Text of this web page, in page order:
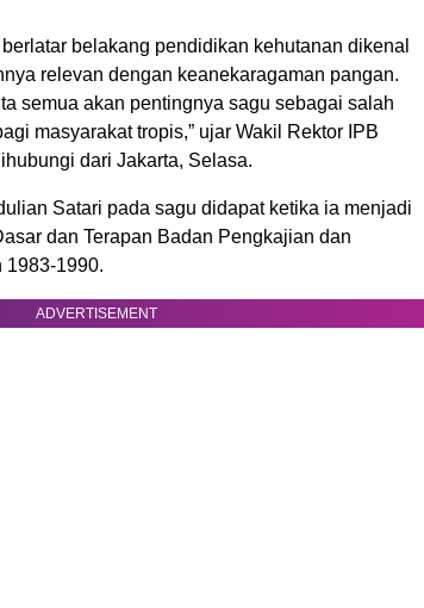
belakang pendidikan kehutanan dikenal
relevan dengan keanekaragaman pangan.
semua akan pentingnya sagu sebagai salah
masyarakat tropis,” ujar Wakil Rektor IPB
dari Jakarta, Selasa.
Satari pada sagu didapat ketika ia menjadi
dan Terapan Badan Pengkajian dan
1983-1990.
ADVERTISEMENT